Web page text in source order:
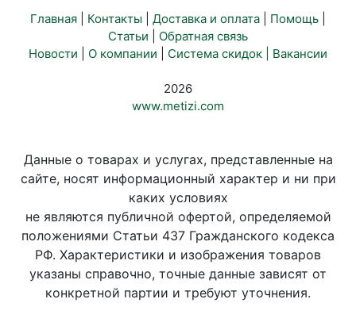
Главная Контакты Доставка и оплата Помощь
Статьи
Обратная связь
Новости
О компании Система скидок | Вакансии
2026
www.metizi.com
Данные о товарах и услугах, представленные на
сайте, носят информационный характер и ни при
каких условиях
не являются публичной офертой, определяемой
положениями Статьи 437 Гражданского кодекса
РФ. Характеристики и изображения товаров
указаны справочно, точные данные зависят от
конкретной партии и требуют уточнения.